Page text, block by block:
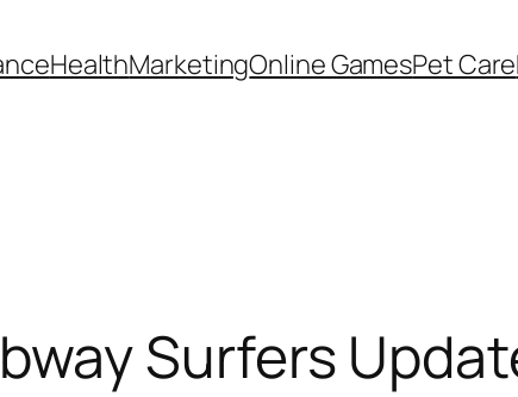
HealthMarketingOnline GamesPet Care
Surfers